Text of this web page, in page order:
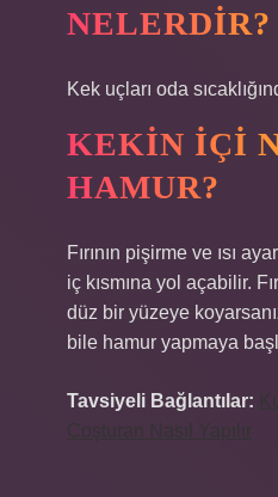
NELERDIR?
Kek uçları oda
KEKIN IÇI
HAMUR?
Fırının pişirme ve ısı
iç kısmına yol açabilir.
düz bir yüzeye
bile hamur yapmaya
Tavsiyeli Bağlantılar: